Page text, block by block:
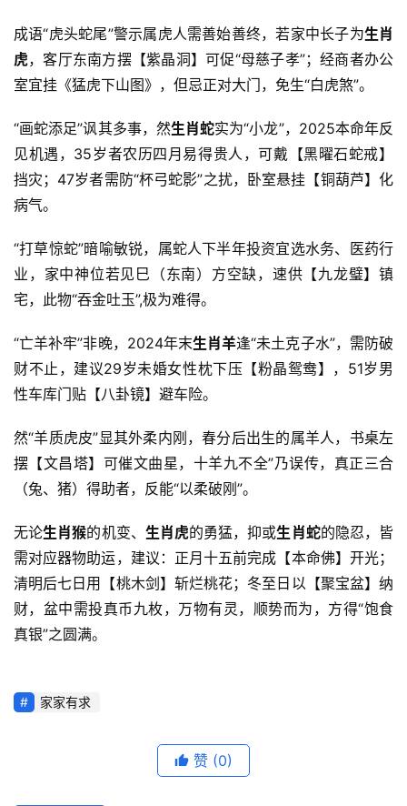
成语“虎头蛇尾”警示属虎人需善始善终，若家中长子为生肖
虎，客厅东南方摆【紫晶洞】可促“母慈子孝”；经商者办公
室宜挂《猛虎下山图》，但忌正对大门，免生“白虎煞”。
“画蛇添足”讽其多事，然生肖蛇实为“小龙”，2025本命年反
见机遇，35岁者农历四月易得贵人，可戴【黑曜石蛇戒】
挡灾；47岁者需防“杯弓蛇影”之扰，卧室悬挂【铜葫芦】化
病气。
“打草惊蛇”暗喻敏锐，属蛇人下半年投资宜选水务、医药行
业，家中神位若见巳（东南）方空缺，速供【九龙璧】镇
宅，此物“吞金吐玉”,极为难得。
“亡羊补牢”非晚，2024年末生肖羊逢“未土克子水”，需防破
财不止，建议29岁未婚女性枕下压【粉晶鸳鸯】，51岁男
性车库门贴【八卦镜】避车险。
然“羊质虎皮”显其外柔内刚，春分后出生的属羊人，书桌左
摆【文昌塔】可催文曲星，十羊九不全”乃误传，真正三合
（兔、猪）得助者，反能“以柔破刚”。
无论生肖猴的机变、 生肖虎的勇猛，抑或生肖蛇的隐忍，皆
需对应器物助运，建议：正月十五前完成【本命佛】开光；
清明后七日用【桃木剑】斩烂桃花；冬至日以【聚宝盆】纳
财，盆中需投真币九枚，万物有灵，顺势而为，方得“饱食
真银”之圆满。
家家有求
赞 (0)